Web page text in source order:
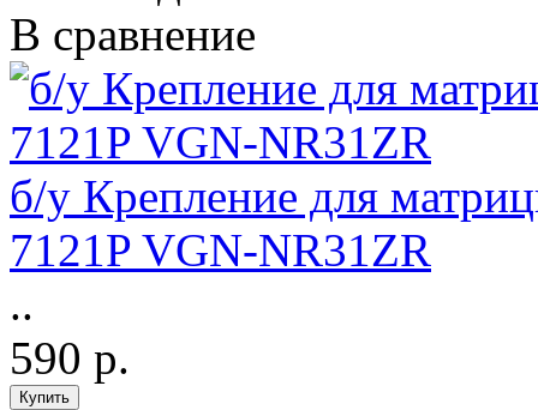
В сравнение
б/у Крепление для
7121P VGN-NR31ZR
..
590 р.